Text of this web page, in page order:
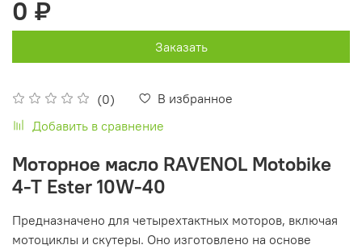
(0)
В избранное
Добавить в сравнение
0 ₽
Заказать
Моторное масло RAVENOL Motobike
4-T Ester 10W-40
Предназначено для четырехтактных моторов, включая
мотоциклы и скутеры. Оно изготовлено на основе